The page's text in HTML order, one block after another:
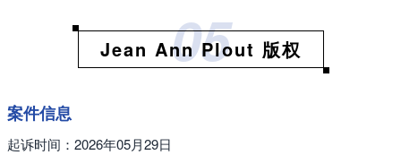
05
Jean Ann Plout 版权
案件信息
起诉时间：2026年05月29日